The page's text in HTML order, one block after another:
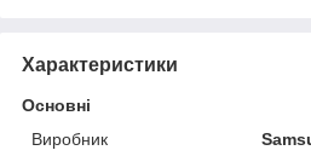
Характеристики
Основні
Виробник